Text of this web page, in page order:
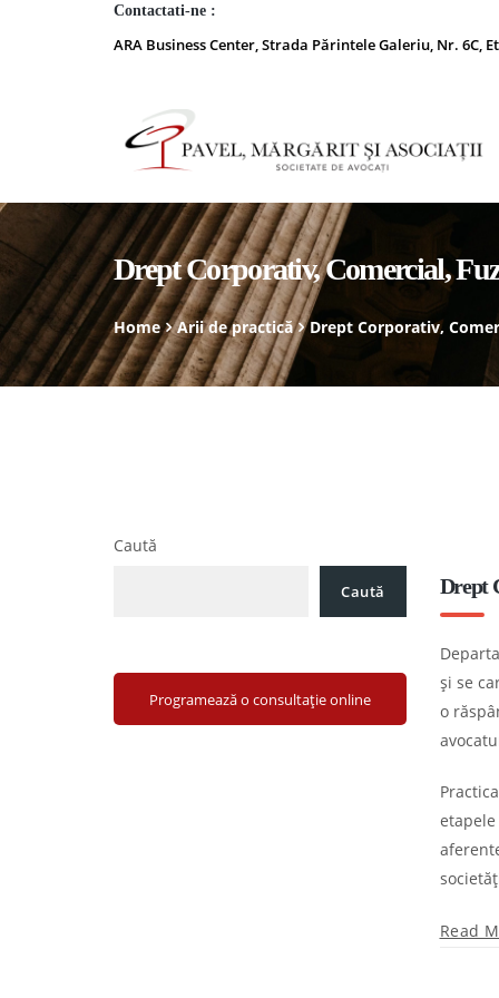
Contactati-ne :
ARA Business Center, Strada Părintele Galeriu, Nr. 6C,
Drept Corporativ, Comercial,
Home Arii de practică Drept Corporativ,
Drept
și se
o
Read
Caută
Caută
Programează o consultație online